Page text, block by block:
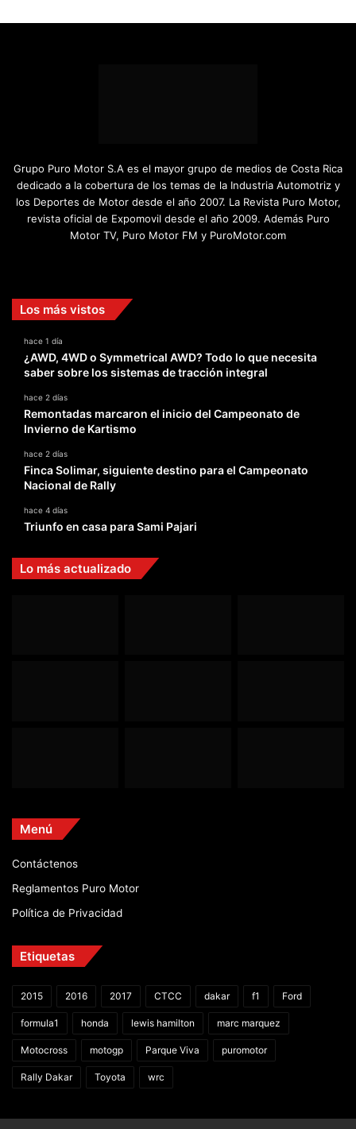
Grupo Puro Motor S.A es el mayor grupo de medios de Costa Rica
dedicado a la cobertura de los temas de la Industria Automotriz y
los Deportes de Motor desde el año 2007. La Revista Puro Motor,
revista oficial de Expomovil desde el año 2009. Además Puro
Motor TV, Puro Motor FM y PuroMotor.com
Los más vistos
hace 1 día
¿AWD, 4WD o Symmetrical AWD? Todo lo que necesita
saber sobre los sistemas de tracción integral
hace 2 días
Remontadas marcaron el inicio del Campeonato de
Invierno de Kartismo
hace 2 días
Finca Solimar, siguiente destino para el Campeonato
Nacional de Rally
hace 4 días
Triunfo en casa para Sami Pajari
Lo más actualizado
Menú
Contáctenos
Reglamentos Puro Motor
Política de Privacidad
Etiquetas
2015 2016 2017 CTCC dakar f1 Ford
formula1 honda lewis hamilton marc marquez
Motocross motogp Parque Viva puromotor
Rally Dakar Toyota wrc